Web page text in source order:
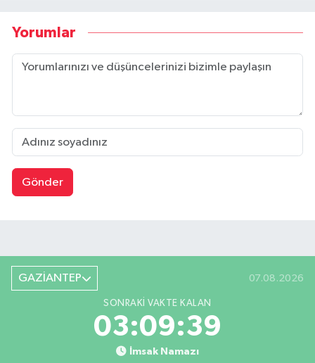
Yorumlar
Gönder
GAZİANTEP 07.08.2026
SONRAKI VAKTE KALAN
03:09:38
İmsak Namazı